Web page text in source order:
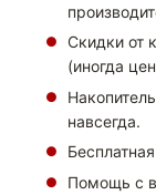
Скидки от
(иногда
навсегда.
Помощь с